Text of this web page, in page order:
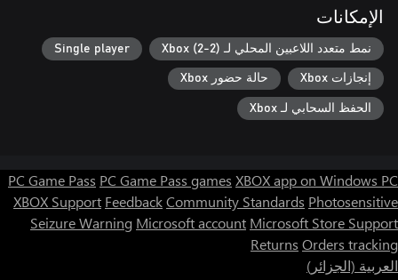
الإمكانات
نمط متعدد اللاعبين المحلي لـ Xbox (2-2) Single player
إنجازات Xbox حالة حضور Xbox
الحفظ السحابي لـ Xbox
PC Game Pass PC Game Pass games XBOX app on Windows PC
XBOX Support FeedbackCommunity Standards Photosensitive
Seizure Warning Microsoft account Microsoft Store Support
Returns Orders tracking
العربية (الجزائر)